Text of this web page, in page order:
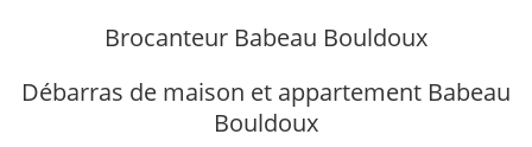
Brocanteur Babeau Bouldoux
Débarras de maison et appartement Babeau
Bouldoux